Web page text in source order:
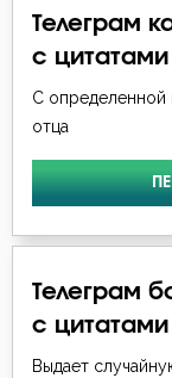
Спасение
Страсть
Стыд
Макарий
Макарий
Никита
Николай
Никон
Телеграм
с цитатами
С определенной
отца
Телеграм
с цитатами
Выдает